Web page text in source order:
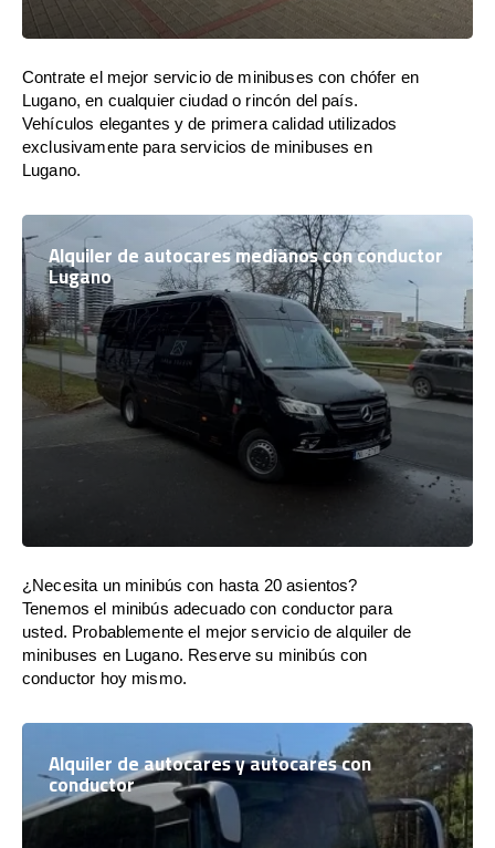
Contrate el mejor servicio de minibuses con chófer en
Lugano, en cualquier ciudad o rincón del país.
Vehículos elegantes y de primera calidad utilizados
exclusivamente para servicios de minibuses en
Lugano.
Alquiler de autocares medianos con conductor
Lugano
¿Necesita un minibús con hasta 20 asientos?
Tenemos el minibús adecuado con conductor para
usted. Probablemente el mejor servicio de alquiler de
minibuses en Lugano. Reserve su minibús con
conductor hoy mismo.
Alquiler de autocares y autocares con
conductor